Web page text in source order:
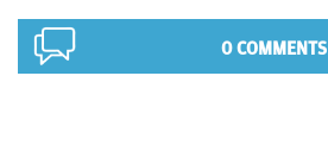
0 COMMENTS